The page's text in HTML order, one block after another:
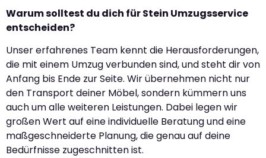
Warum solltest du dich für Stein Umzugsservice
entscheiden?
Unser erfahrenes Team kennt die Herausforderungen,
die mit einem Umzug verbunden sind, und steht dir von
Anfang bis Ende zur Seite. Wir übernehmen nicht nur
den Transport deiner Möbel, sondern kümmern uns
auch um alle weiteren Leistungen. Dabei legen wir
großen Wert auf eine individuelle Beratung und eine
maßgeschneiderte Planung, die genau auf deine
Bedürfnisse zugeschnitten ist.